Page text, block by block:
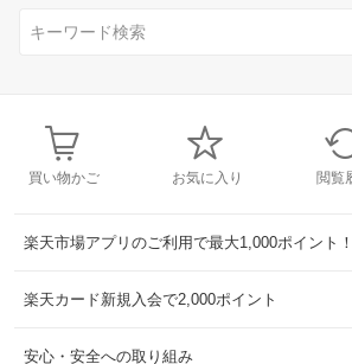
買い物かご お気に入り 閲覧
楽天市場アプリのご利用で最大1,000ポイント！
楽天カード新規入会で2,000ポイント
安心・安全への取り組み